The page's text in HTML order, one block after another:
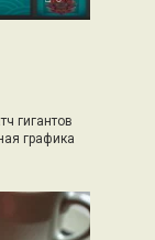
гигантов
графика